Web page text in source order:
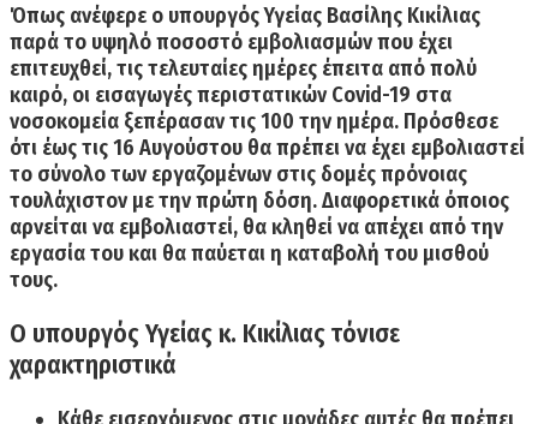
Όπως ανέφερε ο υπουργός Υγείας Βασίλης Κικίλιας
παρά το υψηλό ποσοστό εμβολιασμών που έχει
επιτευχθεί, τις τελευταίες ημέρες έπειτα από πολύ
καιρό, οι εισαγωγές περιστατικών Covid-19 στα
νοσοκομεία ξεπέρασαν τις 100 την ημέρα. Πρόσθεσε
ότι έως τις 16 Αυγούστου θα πρέπει να έχει εμβολιαστεί
το σύνολο των εργαζομένων στις δομές πρόνοιας
τουλάχιστον με την πρώτη δόση.Διαφορετικά όποιος
αρνείται να εμβολιαστεί, θα κληθεί να απέχει από την
εργασία του και θα παύεται η καταβολή του μισθού
τους.
Ο υπουργός Υγείας κ. Κικίλιας τόνισε
χαρακτηριστικά